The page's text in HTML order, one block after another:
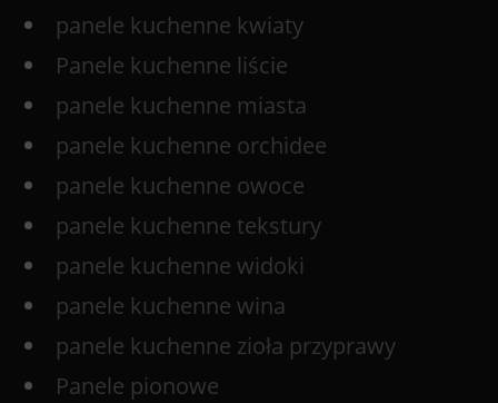
panele kuchenne kwiaty
Panele kuchenne liście
panele kuchenne miasta
panele kuchenne orchidee
panele kuchenne owoce
panele kuchenne tekstury
panele kuchenne widoki
panele kuchenne wina
panele kuchenne zioła przyprawy
Panele pionowe